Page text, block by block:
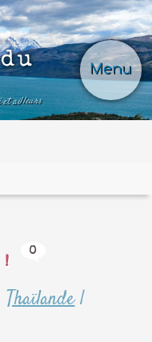
Menu
et ailleurs
!
0
Thaïlande|